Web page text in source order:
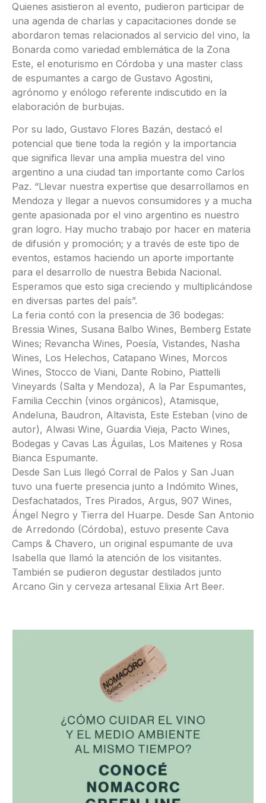
Quienes asistieron al evento, pudieron participar de
una agenda de charlas y capacitaciones donde se
abordaron temas relacionados al servicio del vino, la
Bonarda como variedad emblemática de la Zona
Este, el enoturismo en Córdoba y una master class
de espumantes a cargo de Gustavo Agostini,
agrónomo y enólogo referente indiscutido en la
elaboración de burbujas.
Por su lado, Gustavo Flores Bazán, destacó el
potencial que tiene toda la región y la importancia
que significa llevar una amplia muestra del vino
argentino a una ciudad tan importante como Carlos
Paz. “Llevar nuestra expertise que desarrollamos en
Mendoza y llegar a nuevos consumidores y a mucha
gente apasionada por el vino argentino es nuestro
gran logro. Hay mucho trabajo por hacer en materia
de difusión y promoción; y a través de este tipo de
eventos, estamos haciendo un aporte importante
para el desarrollo de nuestra Bebida Nacional.
Esperamos que esto siga creciendo y multiplicándose
en diversas partes del país”.
La feria contó con la presencia de 36 bodegas:
Bressia Wines, Susana Balbo Wines, Bemberg Estate
Wines; Revancha Wines, Poesía, Vistandes, Nasha
Wines, Los Helechos, Catapano Wines, Morcos
Wines, Stocco de Viani, Dante Robino, Piattelli
Vineyards (Salta y Mendoza), A la Par Espumantes,
Familia Cecchin (vinos orgánicos), Atamisque,
Andeluna, Baudron, Altavista, Este Esteban (vino de
autor), Alwasi Wine, Guardia Vieja, Pacto Wines,
Bodegas y Cavas Las Águilas, Los Maitenes y Rosa
Bianca Espumante.
Desde San Luis llegó Corral de Palos y San Juan
tuvo una fuerte presencia junto a Indómito Wines,
Desfachatados, Tres Pirados, Argus, 907 Wines,
Ángel Negro y Tierra del Huarpe. Desde San Antonio
de Arredondo (Córdoba), estuvo presente Cava
Camps & Chavero, un original espumante de uva
Isabella que llamó la atención de los visitantes.
También se pudieron degustar destilados junto
Arcano Gin y cerveza artesanal Elixia Art Beer.